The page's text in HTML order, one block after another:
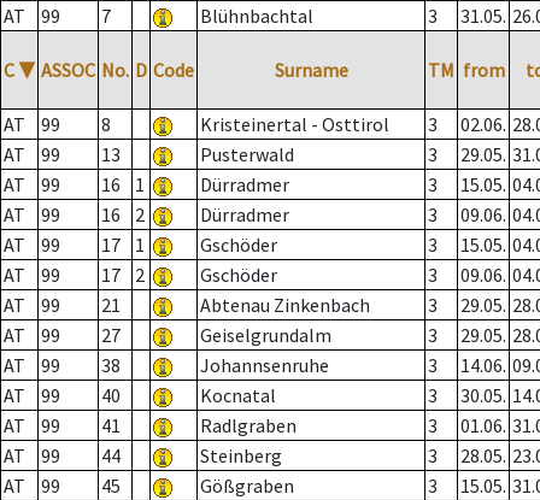
AT
99 7 Blühnbachtal 3 31.05.
C ▼ ASSOC No. D Code Surname TM from
AT 99 8 Kristeinertal - Osttirol 3 02.06.
AT
99 13 Pusterwald 3 29.05.
AT
99 16 1 Dürradmer 3 15.05.
AT
99 16 2 Dürradmer 3 09.06.
AT
99 17 1 Gschöder 3 15.05.
AT
99 17 2 Gschöder 3 09.06.
AT
99 21 Abtenau Zinkenbach 3 29.05.
AT
99 27 Geiselgrundalm 3 29.05.
AT
99 38 Johannsenruhe 3 14.06.
AT
99 40 Kocnatal 3 30.05.
AT
99 41 Radlgraben 3 01.06.
AT
99 44 Steinberg 3 28.05.
AT
99 45 Gößgraben 3 15.05.